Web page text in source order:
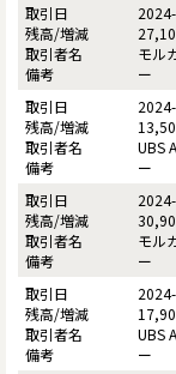
モル
ー
UBS
ー
モル
ー
UBS
ー